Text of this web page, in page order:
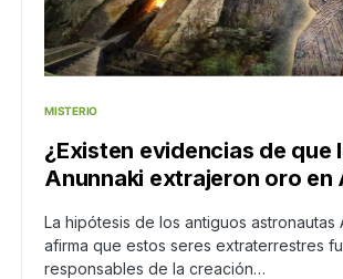
MISTERIO
¿Existen evidencias de que
Anunnaki extrajeron oro en
La hipótesis de los antiguos astronautas
afirma que estos seres extraterrestres
responsables de la creación…